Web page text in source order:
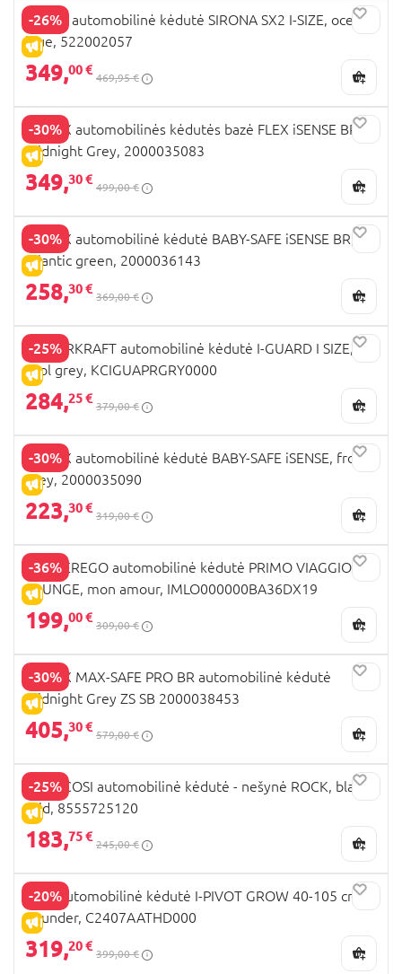
-26%
IŠPARDAVIMAS
CYBEX automobilinė kėdutė SIRONA SX2 I-SIZE, ocean
blue, 522002057
349,00 €
469,95 €
-30%
IŠPARDAVIMAS
BRITAX automobilinės kėdutės bazė FLEX iSENSE BR,
Midnight Grey, 2000035083
349,30 €
499,00 €
-30%
IŠPARDAVIMAS
BRITAX automobilinė kėdutė BABY-SAFE iSENSE BR,
atlantic green, 2000036143
258,30 €
369,00 €
-25%
IŠPARDAVIMAS
KINDERKRAFT automobilinė kėdutė I-GUARD I SIZE,
cool grey, KCIGUAPRGRY0000
284,25 €
379,00 €
-30%
IŠPARDAVIMAS
BRITAX automobilinė kėdutė BABY-SAFE iSENSE, frost
grey, 2000035090
223,30 €
319,00 €
-36%
IŠPARDAVIMAS
PEG PEREGO automobilinė kėdutė PRIMO VIAGGIO
LOUNGE, mon amour, IMLO000000BA36DX19
199,00 €
309,00 €
-30%
IŠPARDAVIMAS
BRITAX MAX-SAFE PRO BR automobilinė kėdutė
Midnight Grey ZS SB 2000038453
405,30 €
579,00 €
-25%
IŠPARDAVIMAS
MAXI COSI automobilinė kėdutė - nešynė ROCK, black
grid, 8555725120
183,75 €
245,00 €
-20%
IŠPARDAVIMAS
JOIE automobilinė kėdutė I-PIVOT GROW 40-105 cm,
Thunder, C2407AATHD000
319,20 €
399,00 €